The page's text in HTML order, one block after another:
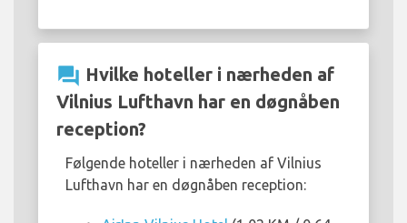
question_answer Hvilke hoteller i nærheden af
Vilnius Lufthavn har en døgnåben
reception?
Følgende hoteller i nærheden af Vilnius
Lufthavn har en døgnåben reception: